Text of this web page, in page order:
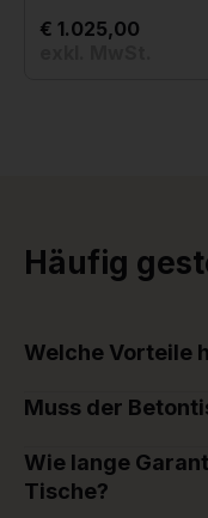
€ 1.025,00
Häufig
Welche Vorteile
Muss der
Wie lange
Tische?